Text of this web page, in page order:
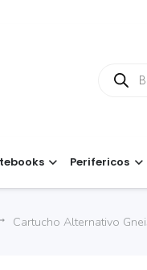
de
Perifericos
Cartucho Alternativo